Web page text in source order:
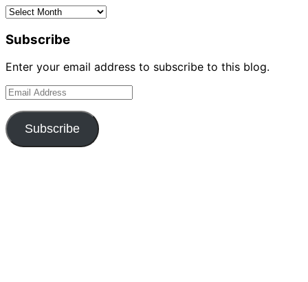
Archives
Subscribe
Enter your email address to subscribe to this blog.
Email
Subscribe